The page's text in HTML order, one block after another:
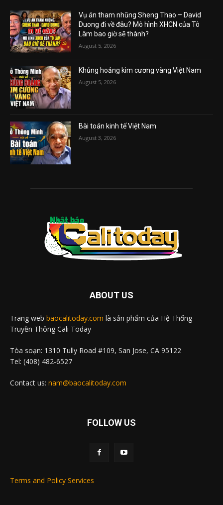
Vụ án tham nhũng Sheng Thao – David
Duong đi về đâu? Mô hình XHCN của Tô
Lâm bao giờ sẽ thành?
August 5, 2026
Khủng hoảng kim cương vàng Việt Nam
August 5, 2026
Bài toán kinh tế Việt Nam
August 3, 2026
ABOUT US
Trang web baocalitoday.com là sản phẩm của Hệ Thống
Truyền Thông Cali Today
Tòa soạn: 1310 Tully Road #109, San Jose, CA 95122
Tel: (408) 482-6527
Contact us: nam@baocalitoday.com
FOLLOW US
Terms and Policy Services